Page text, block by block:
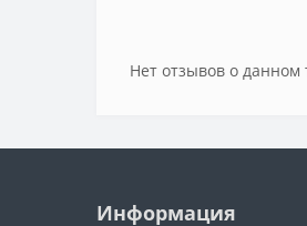
Нет отзывов о данном
Информация